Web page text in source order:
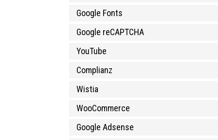
Google Fonts
Google reCAPTCHA
YouTube
Complianz
Wistia
WooCommerce
Google Adsense